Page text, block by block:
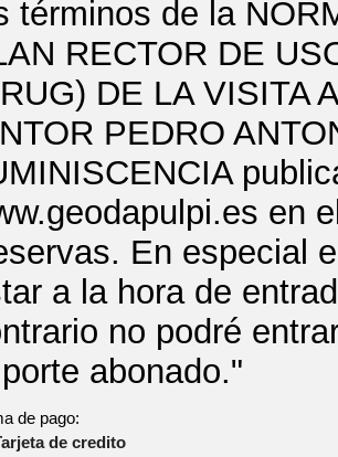
términos de la
RECTOR DE
DE LA VISITA
PEDRO
en
En especial
a la hora de
no podré
abonado."
de pago:
de credito